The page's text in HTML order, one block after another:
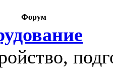
Форум